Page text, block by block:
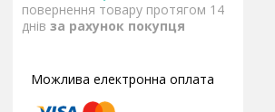
повернення товару протягом 14
днів за рахунок покупця